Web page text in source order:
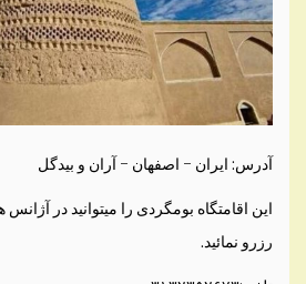
آدرس: ایران – اصفهان – آران و بیدگل
این اقامتگاه بومگردی را میتوانید در
رزرو نمائید.